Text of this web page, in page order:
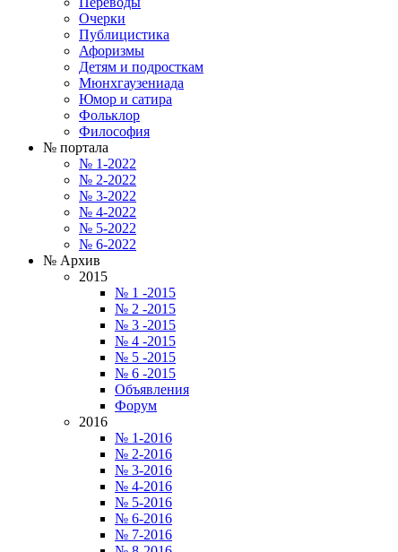
Очерки
Публицистика
Афоризмы
Детям и подросткам
Мюнхгаузениада
Юмор и сатира
Фольклор
Философия
№ портала
№ 1-2022
№ 2-2022
№ 3-2022
№ 4-2022
№ 5-2022
№ 6-2022
№ Архив
2015
№ 1 -2015
№ 2 -2015
№ 3 -2015
№ 4 -2015
№ 5 -2015
№ 6 -2015
Объявления
Форум
2016
№ 1-2016
№ 2-2016
№ 3-2016
№ 4-2016
№ 5-2016
№ 6-2016
№ 7-2016